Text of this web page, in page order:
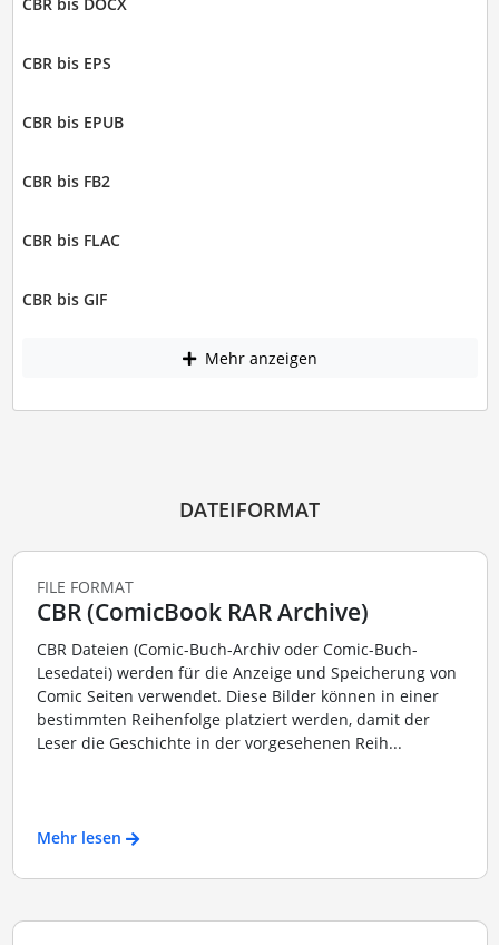
CBR bis DOCX
CBR bis EPS
CBR bis EPUB
CBR bis FB2
CBR bis FLAC
CBR bis GIF
Mehr anzeigen
DATEIFORMAT
FILE FORMAT
CBR (ComicBook RAR Archive)
CBR Dateien (Comic-Buch-Archiv oder Comic-Buch-
Lesedatei) werden für die Anzeige und Speicherung von
Comic Seiten verwendet. Diese Bilder können in einer
bestimmten Reihenfolge platziert werden, damit der
Leser die Geschichte in der vorgesehenen Reih...
Mehr lesen